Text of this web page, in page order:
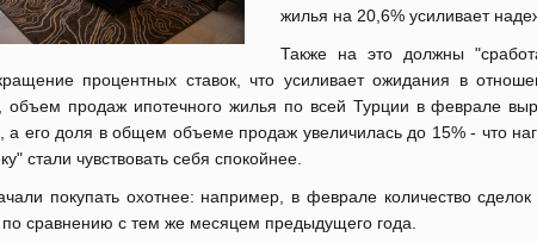
жилья на 20,6% усиливает
Также на это должны
процентных ставок, что усиливает ожидания в
продаж ипотечного жилья по всей Турции в феврале
а его доля в общем объеме продаж увеличилась до 15% - что
стали чувствовать себя спокойнее.
покупать охотнее: например, в феврале количество
сравнению с тем же месяцем предыдущего года.